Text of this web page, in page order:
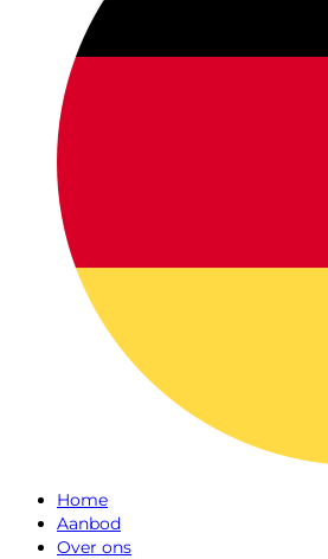
Home
Aanbod
Over ons